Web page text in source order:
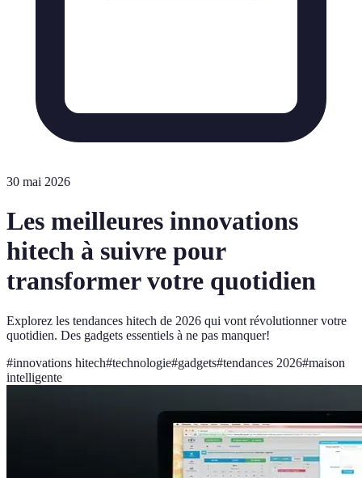
30 mai 2026
Les meilleures innovations
hitech à suivre pour
transformer votre quotidien
Explorez les tendances hitech de 2026 qui vont révolutionner votre
quotidien. Des gadgets essentiels à ne pas manquer!
#innovations hitech#technologie#gadgets#tendances 2026#maison
intelligente